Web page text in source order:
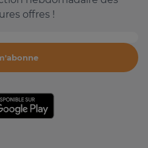
offres !